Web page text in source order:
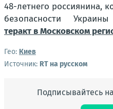
48-летнего россиянина,
безопасности
теракт в Московском
Гео: Киев
Источник: RT на русском
Подписывайтесь